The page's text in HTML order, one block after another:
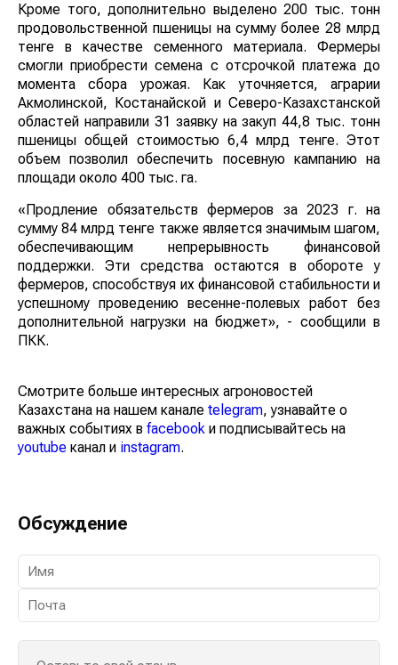
Кроме того, дополнительно выделено 200 тыс. тонн
продовольственной пшеницы на сумму более 28 млрд
тенге в качестве семенного материала. Фермеры
смогли приобрести семена с отсрочкой платежа до
момента сбора урожая. Как уточняется, аграрии
Акмолинской, Костанайской и Северо-Казахстанской
областей направили 31 заявку на закуп 44,8 тыс. тонн
пшеницы общей стоимостью 6,4 млрд тенге. Этот
объем позволил обеспечить посевную кампанию на
площади около 400 тыс. га.
«Продление обязательств фермеров за 2023 г. на
сумму 84 млрд тенге также является значимым шагом,
обеспечивающим непрерывность финансовой
поддержки. Эти средства остаются в обороте у
фермеров, способствуя их финансовой стабильности и
успешному проведению весенне-полевых работ без
дополнительной нагрузки на бюджет», - сообщили в
ПКК.
Смотрите больше интересных агроновостей
Казахстана на нашем канале telegram, узнавайте о
важных событиях в facebook и подписывайтесь на
youtube канал и instagram.
Обсуждение